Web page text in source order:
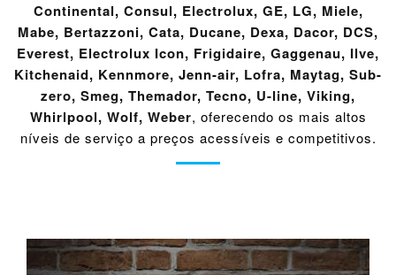
Continental, Consul, Electrolux, GE, LG, Miele,
Mabe, Bertazzoni, Cata, Ducane, Dexa, Dacor, DCS,
Everest, Electrolux Icon, Frigidaire, Gaggenau, Ilve,
Kitchenaid, Kennmore, Jenn-air, Lofra, Maytag, Sub-
zero, Smeg, Themador, Tecno, U-line, Viking,
Whirlpool, Wolf, Weber, oferecendo os mais altos
níveis de serviço a preços acessíveis e competitivos.